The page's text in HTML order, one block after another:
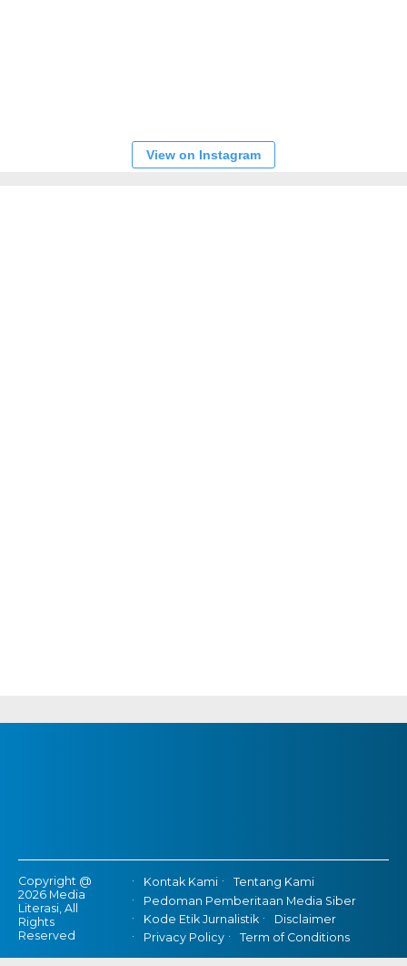
View on Instagram
Copyright @
2026 Media
Literasi, All
Rights
Reserved
Kontak Kami
Tentang Kami
Pedoman Pemberitaan Media Siber
Kode Etik Jurnalistik
Disclaimer
Privacy Policy
Term of Conditions